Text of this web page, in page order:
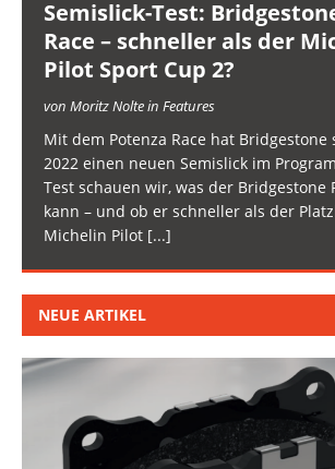
Semislick-Test:
Race – schneller als der
Pilot Sport Cup 2?
von Moritz Nolte in Features
Mit dem Potenza Race hat Bridgestone
2022 einen neuen Semislick im
Test schauen wir, was der Bridgestone
kann – und ob er schneller als der
Michelin Pilot [...]
NEUE ARTIKEL